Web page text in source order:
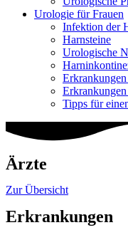
Urologie für Frauen
Infektion der
Harnsteine
Urologische
Tipps für
Ärzte
Zur Übersicht
Erkrankungen